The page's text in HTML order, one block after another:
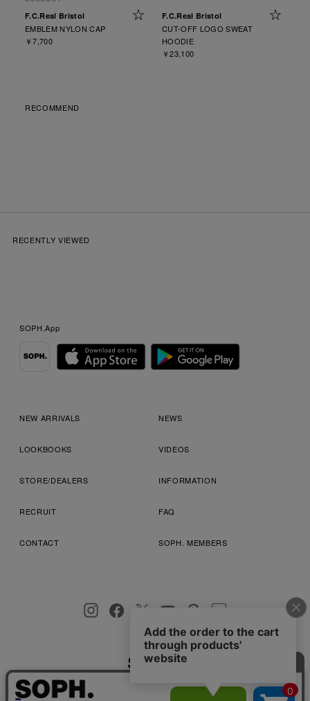
F.C.Real Bristol
EMBLEM NYLON CAP
￥7,700
F.C.Real Bristol
CUT-OFF LOGO SWEAT
HOODIE
￥23,100
RECOMMEND
RECENTLY VIEWED
SOPH.App
NEW ARRIVALS NEWS
LOOKBOOKS VIDEOS
STORE/DEALERS INFORMATION
RECRUIT FAQ
CONTACT SOPH. MEMBERS